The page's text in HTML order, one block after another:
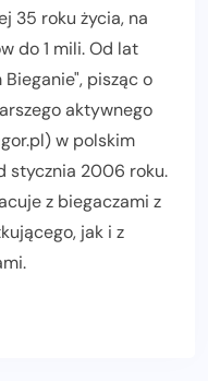
35 roku życia, na
do 1 mili. Od lat
pisząc o
aktywnego
w polskim
stycznia 2006 roku.
z biegaczami z
jak i z